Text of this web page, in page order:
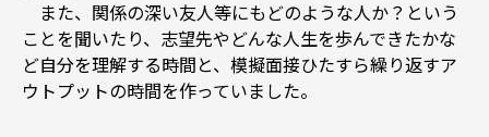
また、関係の深い友人等にもどのような人か？という
ことを聞いたり、志望先やどんな人生を歩んできたかな
ど自分を理解する時間と、模擬面接ひたすら繰り返すア
ウトプットの時間を作っていました。